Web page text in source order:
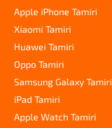
Apple iPhone Tamiri
Xiaomi Tamiri
Huawei Tamiri
Oppo Tamiri
Samsung Galaxy Tamiri
iPad Tamiri
Apple Watch Tamiri